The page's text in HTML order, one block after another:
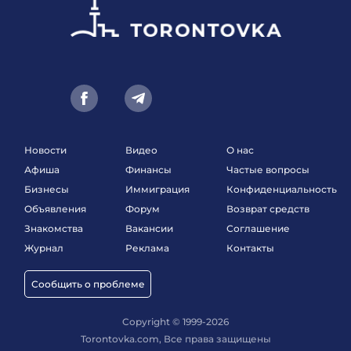
Новости
Афиша
Бизнесы
Объявления
Знакомства
Журнал
Сообщить о проблеме
Видео
Финансы
Иммиграция
Форум
Вакансии
Реклама
О нас
Частые вопросы
Конфиденциальность
Возврат средств
Соглашение
Контакты
Copyright © 1999-2026
Torontovka.com, Все права защищены